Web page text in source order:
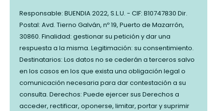
Responsable: BUENDIA 2022, S.L.U. - CIF: B10747830 Dir.
Postal: Avd. Tierno Galván, nº 19, Puerto de Mazarrón,
30860. Finalidad: gestionar su petición y dar una
respuesta a la misma. Legitimación: su consentimiento.
Destinatarios: Los datos no se cederán a terceros salvo
en los casos en los que exista una obligación legal o
comunicación necesaria para dar contestación a su
consulta. Derechos: Puede ejercer sus Derechos a
acceder, rectificar, oponerse, limitar, portar y suprimir